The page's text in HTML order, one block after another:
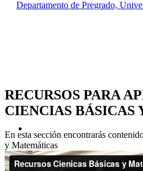
RECURSOS PARA
CIENCIAS BÁSICAS
En esta sección encontrarás
y Matemáticas